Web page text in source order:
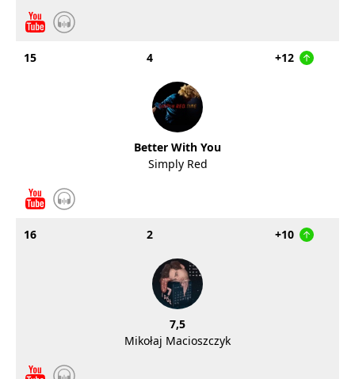
15 4 +12
Better With You
Simply Red
16 2 +10
7,5
Mikołaj Macioszczyk